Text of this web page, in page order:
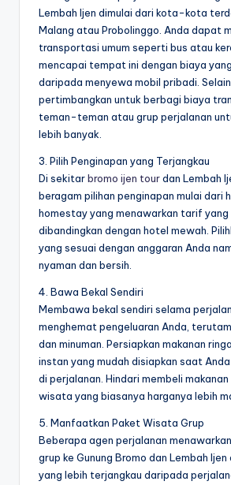
Lembah Ijen dimulai dari kota-kota
Malang atau Probolinggo. Anda dapat
transportasi umum seperti bus atau
mencapai tempat ini dengan biaya
daripada menyewa mobil pribadi. Selain
pertimbangkan untuk berbagi biaya
teman-teman atau grup perjalanan
lebih banyak.
3. Pilih Penginapan yang Terjangkau
Di sekitarbromo ijen tourdan Lembah
beragam pilihan penginapan mulai dari
homestay yang menawarkan tarif yang
dibandingkan dengan hotel mewah.
yang sesuai dengan anggaran Anda
nyaman dan bersih.
4. Bawa Bekal Sendiri
Membawa bekal sendiri selama
menghemat pengeluaran Anda,
dan minuman. Persiapkan makanan
instan yang mudah disiapkan saat
di perjalanan. Hindari membeli
wisata yang biasanya harganya lebih
5. Manfaatkan Paket Wisata Grup
Beberapa agen perjalanan
grup ke Gunung Bromo dan Lembah
yang lebih terjangkau daripada